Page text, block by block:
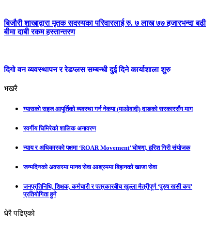
बिजौरी शाखाद्वारा मृतक सदस्यका परिवारलाई रु. ७ लाख ७७ हजारभन्दा बढी
बीमा दाबी रकम हस्तान्तरण
दिगो वन व्यवस्थापन र रेडप्लस सम्बन्धी दुई दिने कार्याशाला शुरु
भखरै
ग्यासको सहज आपूर्तिको व्यवस्था गर्न नेकपा (माओवादी) दाङको सरकारसँग माग
स्वर्गीय घिमिरेको शालिक अनावरण
न्याय र अधिकारको पक्षमा ‘ROAR Movement’ घोषणा, हरिश गिरी संयोजक
जन्मदिनको अवसरमा मानव सेवा आश्रममा बिहानको खाजा सेवा
जनप्रतिनिधि, शिक्षक, कर्मचारी र पत्रकारबीच खुल्ला मैत्रीपूर्ण ‘पुरुष खसी कप’
प्रतियोगिता हुने
धेरै पढिएको